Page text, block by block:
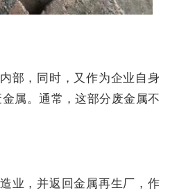
部，同时，又作为企业自身
属。通常，这部分废金属不
业，并返回金属再生厂，作